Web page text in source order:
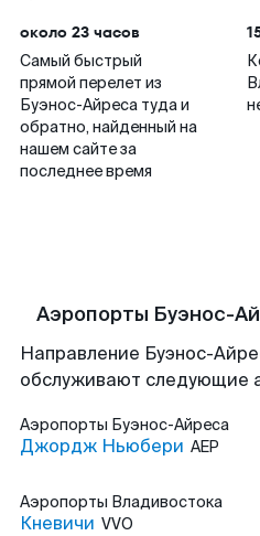
около 23 часов
Самый быстрый
прямой перелет из
Буэнос-Айреса туда и
обратно, найденный на
нашем сайте за
последнее время
Аэропорты Буэнос-
Направление Буэнос-
обслуживают следующие
Аэропорты Буэнос-Айреса
Джордж Ньюбери AEP
Аэропорты Владивостока
Кневичи VVO